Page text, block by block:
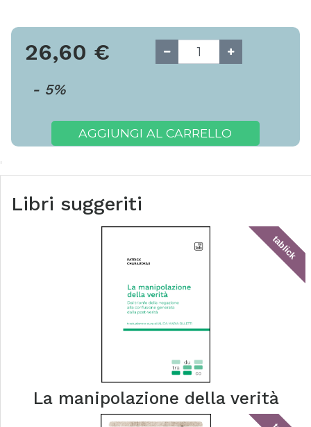
26,60 €
- 5%
AGGIUNGI AL CARRELLO
Libri suggeriti
tablick
La manipolazione della verità